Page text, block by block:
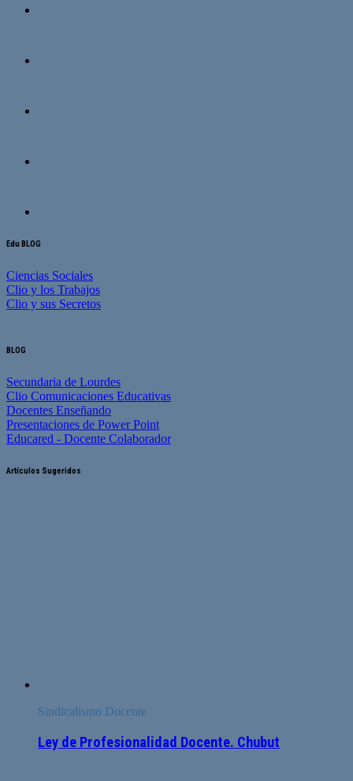
Edu BLOG
Ciencias Sociales
Clio y los Trabajos
Clio y sus Secretos
BLOG
Secundaria de Lourdes
Clio Comunicaciones Educativas
Docentes Enseñando
Presentaciones de Power Point
Educared - Docente Colaborador
Artículos Sugeridos
Sindicalismo Docente
Ley de Profesionalidad Docente. Chubut